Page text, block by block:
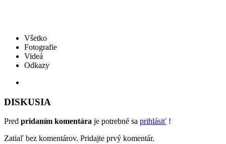
Všetko
Fotografie
Videá
Odkazy
DISKUSIA
Pred pridaním komentára je potrebné sa prihlásiť !
Zatiaľ bez komentárov. Pridajte prvý komentár.